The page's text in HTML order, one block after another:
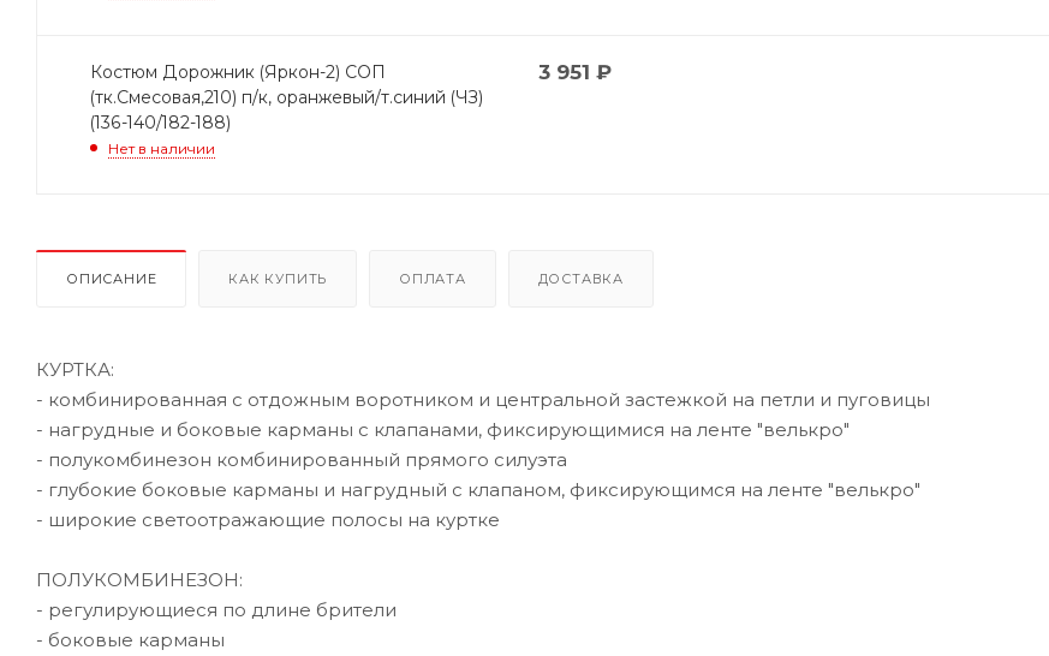
Костюм Дорожник (Яркон-2) СОП
(тк.Смесовая,210) п/к, оранжевый/т.синий (ЧЗ)
(136-140/182-188)
Нет в наличии
3 951 ₽
ОПИСАНИЕ КАК КУПИТЬ ОПЛАТА ДОСТАВКА
КУРТКА:
- комбинированная с отдожным воротником и центральной застежкой на петли и пуговицы
- нагрудные и боковые карманы с клапанами, фиксирующимися на ленте "велькро"
- полукомбинезон комбинированный прямого силуэта
- глубокие боковые карманы и нагрудный с клапаном, фиксирующимся на ленте "велькро"
- широкие светоотражающие полосы на куртке
ПОЛУКОМБИНЕЗОН:
- регулирующиеся по длине брители
- боковые карманы